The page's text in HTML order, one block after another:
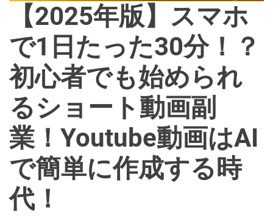
【2025年版】スマホ
で1日たった30分！？
初心者でも始められ
るショート動画副
業！Youtube動画はAI
で簡単に作成する時
代！